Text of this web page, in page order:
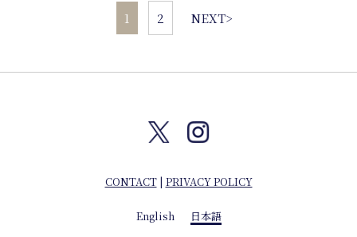
English
1 2 NEXT>
CONTACT| PRIVACY POLICY
English 日本語